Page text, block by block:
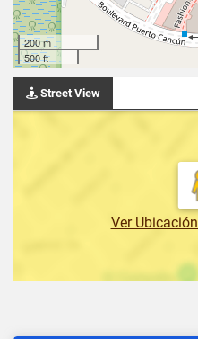
200 m
500 ft
Street View
Ver Ubicación